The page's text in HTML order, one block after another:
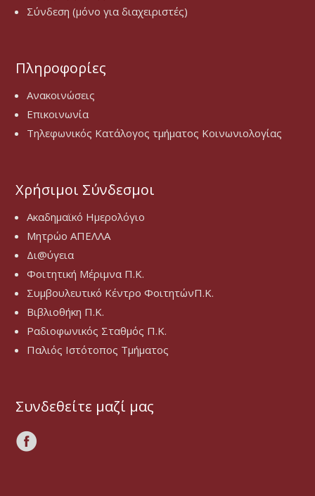
Σύνδεση (μόνο για διαχειριστές)
Πληροφορίες
Ανακοινώσεις
Επικοινωνία
Τηλεφωνικός Κατάλογος τμήματος Κοινωνιολογίας
Χρήσιμοι Σύνδεσμοι
Ακαδημαϊκό Ημερολόγιο
Μητρώο ΑΠΕΛΛΑ
Δι@ύγεια
Φοιτητική Μέριμνα Π.Κ.
Συμβουλευτικό Κέντρο ΦοιτητώνΠ.Κ.
Βιβλιοθήκη Π.Κ.
Ραδιοφωνικός Σταθμός Π.Κ.
Παλιός Ιστότοπος Τμήματος
Συνδεθείτε μαζί μας